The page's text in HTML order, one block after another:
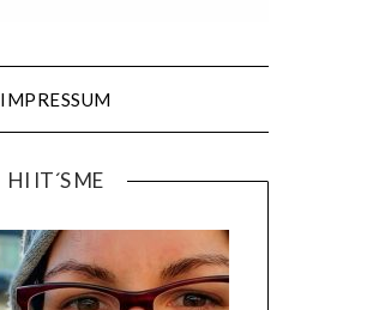
IMPRESSUM
HI IT´S ME